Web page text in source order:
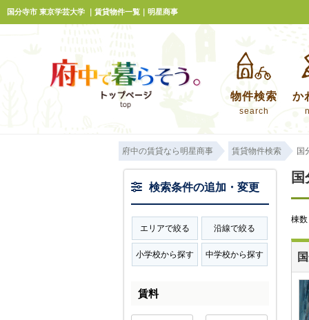
国分寺市 東京学芸大学 ｜賃貸物件一覧｜明星商事
物件検索
search
か
府中の賃貸なら明星商事 賃貸物件検索 国
棟数
検索条件の追加・変更
エリアで絞る 沿線で絞る
小学校から探す 中学校から探す
賃料